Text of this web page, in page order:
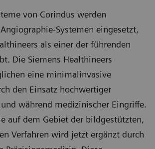
von Corindus werden
Systemen eingesetzt,
als einer der führenden
Die Siemens Healthineers
eine minimalinvasive
den Einsatz hochwertiger
während medizinischer Eingriffe.
auf dem Gebiet der bildgestützten,
Verfahren wird jetzt ergänzt durch